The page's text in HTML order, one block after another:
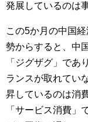
発展しているのは
この5か月の中国
勢からすると、中
「ジグザグ」であ
ランスが取れてい
昇しているのは消
「サービス消費」